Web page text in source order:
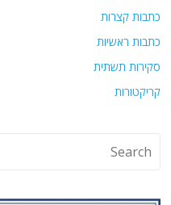
כתבות קצרות
כתבות ראשיות
סקירות תשתית
קריקטורות